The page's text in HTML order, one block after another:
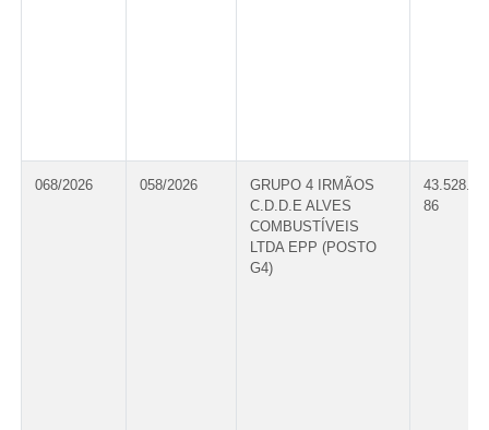
068/2026 058/2026
GRUPO 4 IRMÃOS
C.D.D.E ALVES
COMBUSTÍVEIS
LTDA EPP (POSTO
G4)
86